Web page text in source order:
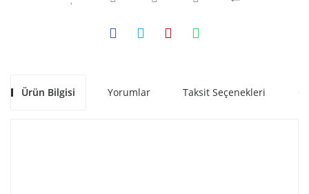
Ürün Bilgisi Yorumlar Taksit Seçenekleri